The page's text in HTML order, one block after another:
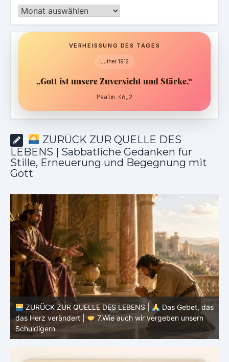
Archiv
VERHEISSUNG DES TAGES
Luther 1912
„Gott ist unsere Zuversicht und Stärke.“
Psalm 46,2
ZURÜCK ZUR QUELLE DES
LEBENS | Sabbatliche Gedanken für
Stille, Erneuerung und Begegnung mit
Gott
ZURÜCK ZUR QUELLE DES LEBENS |
Das Gebet, das
das Herz verändert |
7.Wie auch wir vergeben unsern
Schuldigern